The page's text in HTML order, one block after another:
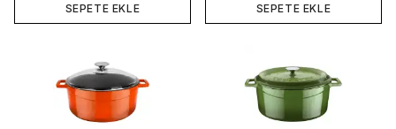
SEPETE EKLE SEPETE EKLE